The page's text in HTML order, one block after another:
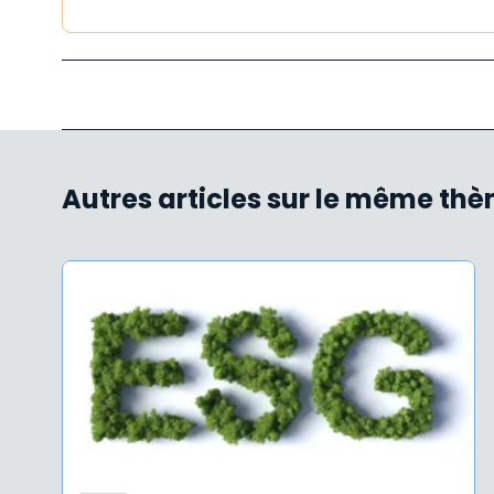
Autres articles sur le même